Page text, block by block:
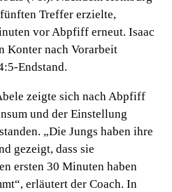
Treffer erzielte,
vor Abpfiff erneut. Isaac
Konter nach Vorarbeit
Endstand.
zeigte sich nach Abpfiff
und der Einstellung
„Die Jungs haben ihre
gezeigt, dass sie
ersten 30 Minuten haben
erläutert der Coach. In